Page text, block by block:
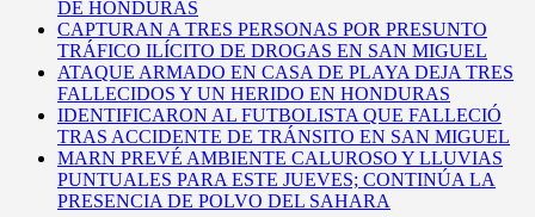
DE HONDURAS
CAPTURAN A TRES PERSONAS POR PRESUNTO
TRÁFICO ILÍCITO DE DROGAS EN SAN MIGUEL
ATAQUE ARMADO EN CASA DE PLAYA DEJA TRES
FALLECIDOS Y UN HERIDO EN HONDURAS
IDENTIFICARON AL FUTBOLISTA QUE FALLECIÓ
TRAS ACCIDENTE DE TRÁNSITO EN SAN MIGUEL
MARN PREVÉ AMBIENTE CALUROSO Y LLUVIAS
PUNTUALES PARA ESTE JUEVES; CONTINÚA LA
PRESENCIA DE POLVO DEL SAHARA